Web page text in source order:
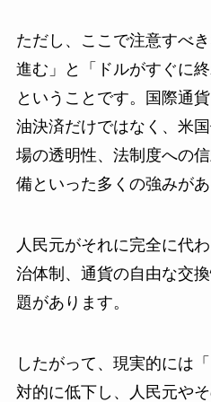
ただし、ここで注意すべ
進む」と「ドルがすぐに
ということです。国際通
油決済だけではなく、米
場の透明性、法制度への
備といった多くの強みがあ
人民元がそれに完全に代
治体制、通貨の自由な交
題があります。
したがって、現実的には
対的に低下し、人民元や